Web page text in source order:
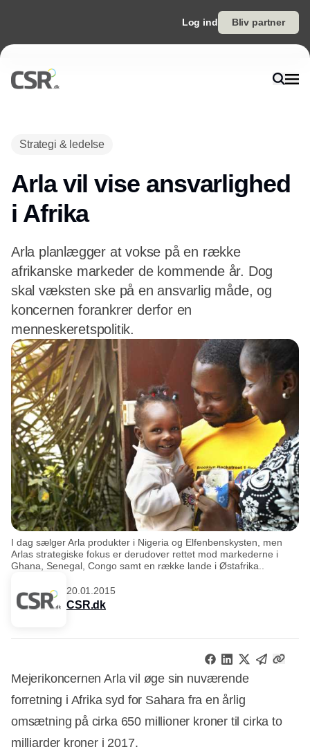
Log ind Bliv partner
Strategi & ledelse
Arla vil vise ansvarlighed
i Afrika
Arla planlægger at vokse på en række
afrikanske markeder de kommende år. Dog
skal væksten ske på en ansvarlig måde, og
koncernen forankrer derfor en
menneskeretspolitik.
I dag sælger Arla produkter i Nigeria og Elfenbenskysten, men
Arlas strategiske fokus er derudover rettet mod markederne i
Ghana, Senegal, Congo samt en række lande i Østafrika..
20.01.2015
CSR.dk
Mejerikoncernen Arla vil øge sin nuværende
forretning i Afrika syd for Sahara fra en årlig
omsætning på cirka 650 millioner kroner til cirka to
milliarder kroner i 2017.